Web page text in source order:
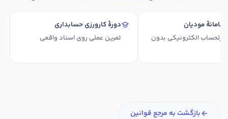
سامانهٔ مودیان
صورتحساب الکترونیکی بدون
دورهٔ کارورزی حسابداری
تمرین عملی روی اسناد واقعی
بازگشت به مرجع قوانین